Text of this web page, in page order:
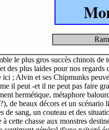
le plus gros succès chinois
des plus laides pour nos
ici ; Alvin et ses Chipmunks
il peut -et il ne peut pas faire
hermétique, métaphore
de beaux décors et un
de sang, un couteau et des
cette chasse aux monstres